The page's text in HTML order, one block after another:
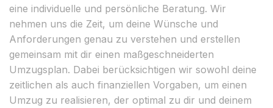
eine individuelle und persönliche Beratung. Wir
nehmen uns die Zeit, um deine Wünsche und
Anforderungen genau zu verstehen und erstellen
gemeinsam mit dir einen maßgeschneiderten
Umzugsplan. Dabei berücksichtigen wir sowohl deine
zeitlichen als auch finanziellen Vorgaben, um einen
Umzug zu realisieren, der optimal zu dir und deinem